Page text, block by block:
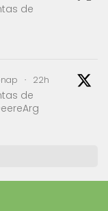
de
· 22h
de